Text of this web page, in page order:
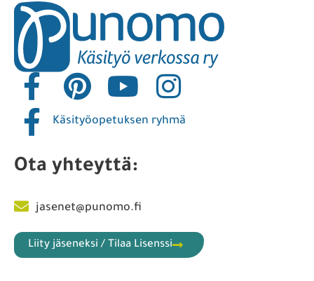
Käsityöopetuksen ryhmä
Ota yhteyttä:
jasenet@punomo.fi
Liity jäseneksi / Tilaa Lisenssi